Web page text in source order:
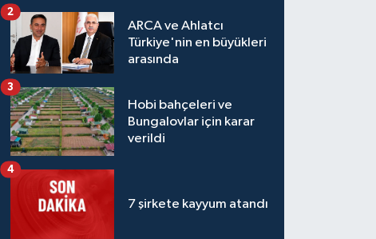
ARCA ve Ahlatcı
Türkiye'nin en büyükleri
arasında
2
Hobi bahçeleri ve
Bungalovlar için karar
verildi
3
7 şirkete kayyum atandı
4